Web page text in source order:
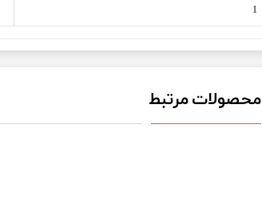
1
محصولات مرتبط